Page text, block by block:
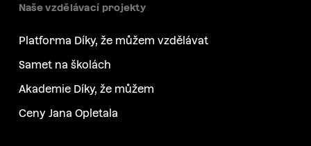
Naše vzdělávací projekty
Platforma Díky, že můžem vzdělávat
Samet na školách
Akademie Díky, že můžem
Ceny Jana Opletala